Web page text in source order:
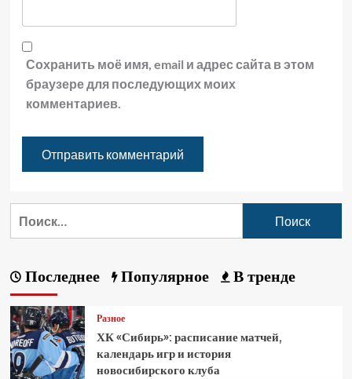
Сохранить моё имя, email и адрес сайта в этом
браузере для последующих моих
комментариев.
Последнее Популярное В тренде
Разное
ХК «Сибирь»: расписание матчей,
календарь игр и история
новосибирского клуба